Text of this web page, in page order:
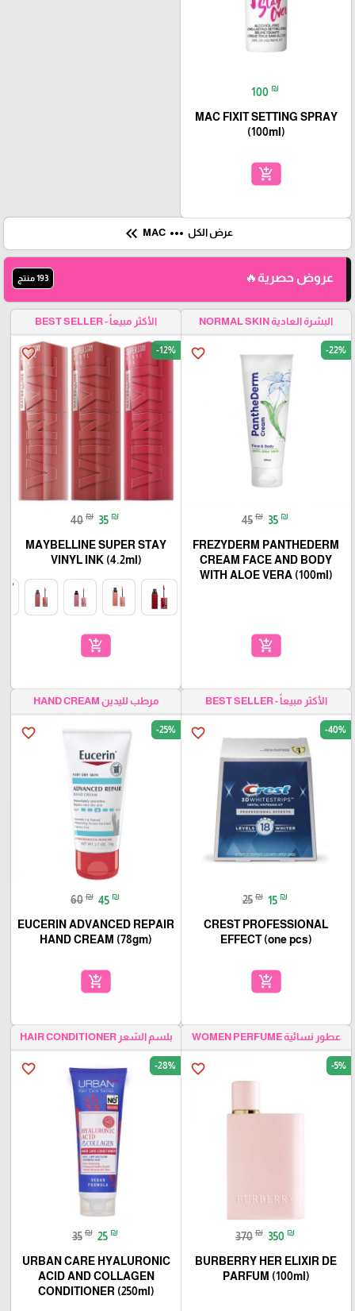
100 ₪
MAC FIXIT SETTING SPRAY
(100ml)
add_shopping_cart
عرض الكل more_horiz
keyboard_double_arrow_left
عروض حصرية🔥 193 منتج
البشرة العادية NORMAL SKIN
favorite_border -22%
45 ₪ 35 ₪
FREZYDERM PANTHEDERM
CREAM FACE AND BODY
WITH ALOE VERA (100ml)
add_shopping_cart
الأكثر مبيعاً - BEST SELLER
favorite_border -12%
40 ₪ 35 ₪
MAYBELLINE SUPER STAY
VINYL INK (4.2ml)
add_shopping_cart
الأكثر مبيعاً - BEST SELLER
favorite_border -40%
25 ₪ 15 ₪
CREST PROFESSIONAL
EFFECT (one pcs)
add_shopping_cart
مرطب لليدين HAND CREAM
favorite_border -25%
60 ₪ 45 ₪
EUCERIN ADVANCED REPAIR
HAND CREAM (78gm)
add_shopping_cart
عطور نسائية WOMEN PERFUME
favorite_border -5%
370 ₪ 350 ₪
BURBERRY HER ELIXIR DE
PARFUM (100ml)
بلسم الشعر HAIR CONDITIONER
favorite_border -28%
35 ₪ 25 ₪
URBAN CARE HYALURONIC
ACID AND COLLAGEN
CONDITIONER (250ml)